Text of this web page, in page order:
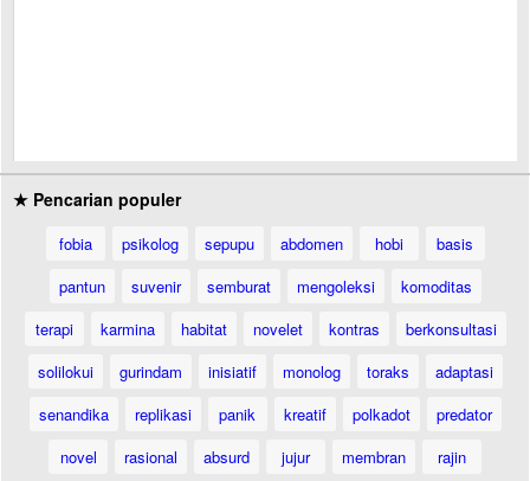
★ Pencarian populer
fobia psikolog sepupu abdomen hobi
basis
pantun
suvenir semburat mengoleksi
komoditas
terapi
karmina habitat novelet kontras
berkonsultasi
solilokui
gurindam inisiatif monolog toraks
adaptasi
senandika
replikasi panik kreatif polkadot
predator
novel
rasional absurd jujur membran
rajin